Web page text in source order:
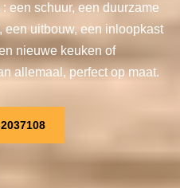
een schuur, een duurzame
een uitbouw, een inloopkast
nieuwe keuken of
allemaal, perfect op maat.